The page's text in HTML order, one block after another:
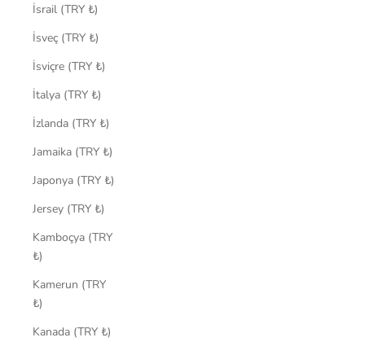
İsrail (TRY ₺)
İsveç (TRY ₺)
İsviçre (TRY ₺)
İtalya (TRY ₺)
İzlanda (TRY ₺)
Jamaika (TRY ₺)
Japonya (TRY ₺)
Jersey (TRY ₺)
Kamboçya (TRY
₺)
Kamerun (TRY
₺)
Kanada (TRY ₺)